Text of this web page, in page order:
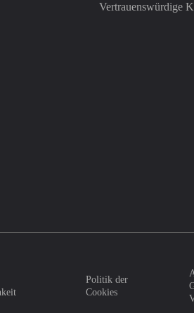
Vertrauenswürdige
Politik der
Cookies